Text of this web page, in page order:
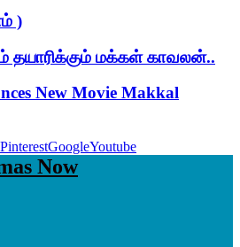
)
தயாரிக்கும் மக்கள் காவலன்..
New Movie Makkal
PinterestGoogleYoutube